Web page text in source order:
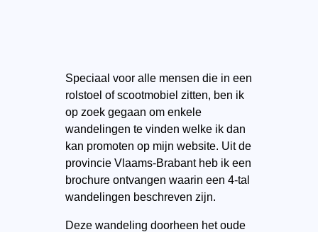
Speciaal voor alle mensen die in een
rolstoel of scootmobiel zitten, ben ik
op zoek gegaan om enkele
wandelingen te vinden welke ik dan
kan promoten op mijn website. Uit de
provincie Vlaams-Brabant heb ik een
brochure ontvangen waarin een 4-tal
wandelingen beschreven zijn.
Deze wandeling doorheen het oude